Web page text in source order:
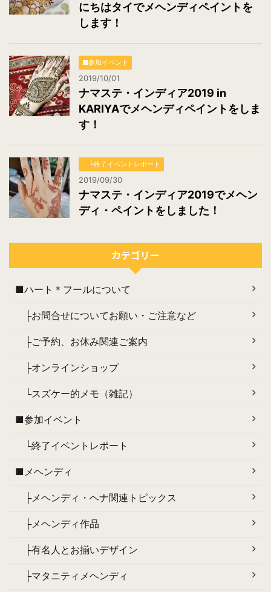
にちはタイでメヘンディペイントを
します！
■参加イベント
2019/10/01
ナマステ・インディア2019 in
KARIYAでメヘンディペイントをしま
す！
└終了イベントレポート
2019/09/30
ナマステ・インディア2019でメヘン
ディ・ペイントをしました！
カテゴリー
■ハート＊フールについて
├お問合せについてお願い・ご注意など
├ご予約、お休み関連ご案内
├オンラインショップ
└スズケー的メモ（雑記）
■参加イベント
└終了イベントレポート
■メヘンディ
├メヘンディ・ヘナ関連トピックス
├メヘンディ作品
├有名人とお揃いデザイン
├マタニティメヘンディ